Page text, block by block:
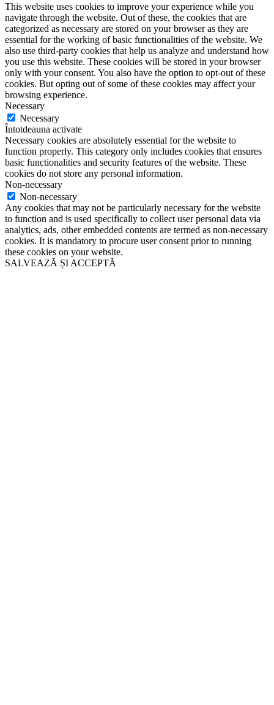
This website uses cookies to improve your experience while you
navigate through the website. Out of these, the cookies that are
categorized as necessary are stored on your browser as they are
essential for the working of basic functionalities of the website. We
also use third-party cookies that help us analyze and understand how
you use this website. These cookies will be stored in your browser
only with your consent. You also have the option to opt-out of these
cookies. But opting out of some of these cookies may affect your
browsing experience.
Necessary
Necessary
Întotdeauna activate
Necessary cookies are absolutely essential for the website to
function properly. This category only includes cookies that ensures
basic functionalities and security features of the website. These
cookies do not store any personal information.
Non-necessary
Non-necessary
Any cookies that may not be particularly necessary for the website
to function and is used specifically to collect user personal data via
analytics, ads, other embedded contents are termed as non-necessary
cookies. It is mandatory to procure user consent prior to running
these cookies on your website.
SALVEAZĂ ȘI ACCEPTĂ